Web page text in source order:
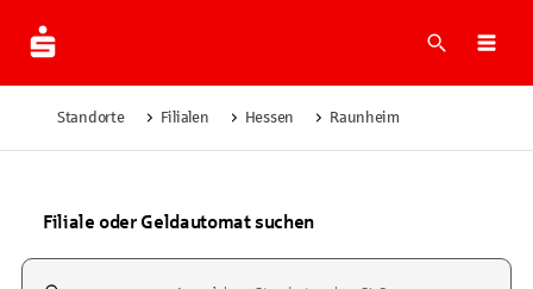
Suche
Standorte Filialen Hessen Raunheim
Filiale oder Geldautomat suchen
Suchfeld